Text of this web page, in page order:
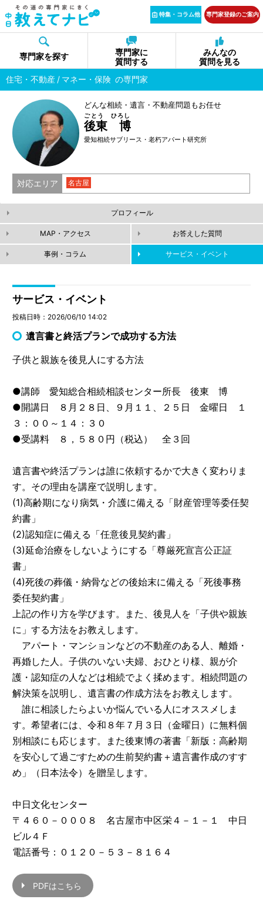
特集・コラム他 専門家登録のご案内
専門家を探す
専門家に
質問する
みんなの
質問を見る
住宅・不動産
マネー・保険 の専門家
どんな相続・遺言・不動産問題もお任せ
後東 博
ごとう ひろし
愛知相続サブリース・老朽アパート研究所
対応エリア 名古屋
プロフィール
MAP・アクセス お答えした質問
事例・コラム サービス・イベント
サービス・イベント
投稿日時：2026/06/10 14:02
遺言書と終活プランで成功する方法
子供と親族を後見人にする方法
●講師 愛知総合相続相談センター所長 後東 博
●開講日 ８月２８日、９月１１、２５日 金曜日 １
３：００～１４：３０
●受講料 ８，５８０円（税込） 全３回
遺言書や終活プランは誰に依頼するかで大きく変わりま
す。その理由を講座で説明します。
(1)高齢期になり病気・介護に備える「財産管理等委任契
約書」
(2)認知症に備える「任意後見契約書」
(3)延命治療をしないようにする「尊厳死宣言公正証
書」
(4)死後の葬儀・納骨などの後始末に備える「死後事務
委任契約書」
上記の作り方を学びます。また、後見人を「子供や親族
に」する方法をお教えします。
アパート・マンションなどの不動産のある人、離婚・
再婚した人。子供のいない夫婦、おひとり様、親が介
護・認知症の人などは相続でよく揉めます。相続問題の
解決策を説明し、遺言書の作成方法をお教えします。
誰に相談したらよいか悩んでいる人にオススメしま
す。希望者には、令和８年７月３日（金曜日）に無料個
別相談にも応じます。また後東博の著書「新版：高齢期
を安心して過ごすための生前契約書＋遺言書作成のすす
め」（日本法令）を贈呈します。
中日文化センター
〒４６０－０００８ 名古屋市中区栄４－１－１ 中日
ビル４Ｆ
電話番号：０１２０－５３－８１６４
PDFはこちら